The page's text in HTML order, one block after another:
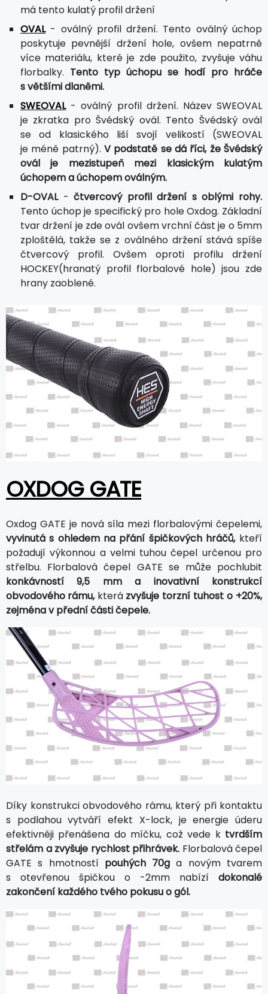
má tento kulatý profil držení
OVAL- oválný profil držení. Tento oválný úchop
poskytuje pevnější držení hole, ovšem nepatrně
více materiálu, které je zde použito, zvyšuje váhu
florbalky. Tento typ úchopu se hodí pro hráče
s většími dlaněmi.
SWEOVAL- oválný profil držení. Název SWEOVAL
je zkratka pro Švédský ovál. Tento Švédský ovál
se od klasického liší svojí velikostí (SWEOVAL
je méně patrný). V podstatě se dá říci, že Švédský
ovál je mezistupeň mezi klasickým kulatým
úchopem a úchopem oválným.
D-OVAL-čtvercový profil držení s oblými rohy.
Tento úchop je specifický pro hole Oxdog. Základní
tvar držení je zde ovál ovšem vrchní část je o 5mm
zploštělá, takže se z oválného držení stává spíše
čtvercový profil. Ovšem oproti profilu držení
HOCKEY(hranatý profil florbalové hole) jsou zde
hrany zaoblené.
OXDOG GATE
Oxdog GATE je nová síla mezi florbalovými čepelemi,
vyvinutá s ohledem na přání špičkových hráčů,kteří
požadují výkonnou a velmi tuhou čepel určenou pro
střelbu. Florbalová čepel GATE se může pochlubit
konkávností 9,5 mm a inovativní konstrukcí
obvodového rámu,která zvyšuje torzní tuhost o +20%,
zejména v přední části čepele.
Díky konstrukci obvodového rámu, který při kontaktu
s podlahou vytváří efekt X-lock, je energie úderu
efektivněji přenášena do míčku, což vede k tvrdším
střelám a zvyšuje rychlost přihrávek. Florbalová čepel
GATE s hmotností pouhých 70g a novým tvarem
s otevřenou špičkou o -2mm nabízí dokonalé
zakončení každého tvého pokusu o gól.